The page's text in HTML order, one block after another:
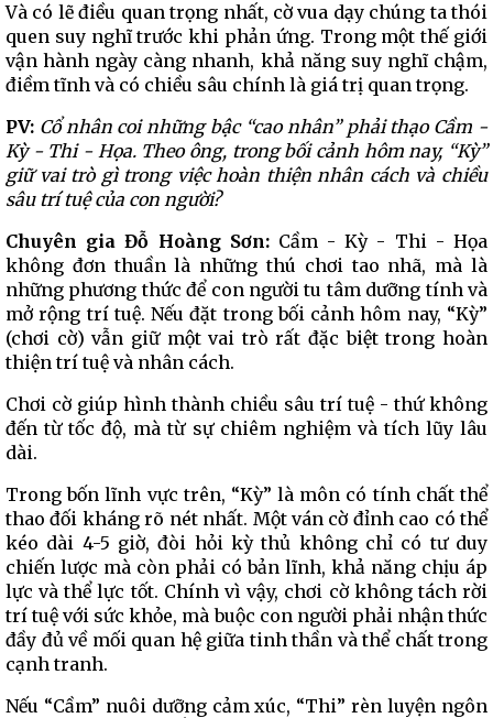
Và có lẽ điều quan trọng nhất, cờ vua dạy chúng ta thói
quen suy nghĩ trước khi phản ứng. Trong một thế giới
vận hành ngày càng nhanh, khả năng suy nghĩ chậm,
điềm tĩnh và có chiều sâu chính là giá trị quan trọng.
PV: Cổ nhân coi những bậc “cao nhân” phải thạo Cầm -
Kỳ - Thi - Họa. Theo ông, trong bối cảnh hôm nay, “Kỳ”
giữ vai trò gì trong việc hoàn thiện nhân cách và chiều
sâu trí tuệ của con người?
Chuyên gia Đỗ Hoàng Sơn:Cầm - Kỳ - Thi - Họa
không đơn thuần là những thú chơi tao nhã, mà là
những phương thức để con người tu tâm dưỡng tính và
mở rộng trí tuệ. Nếu đặt trong bối cảnh hôm nay, “Kỳ”
(chơi cờ) vẫn giữ một vai trò rất đặc biệt trong hoàn
thiện trí tuệ và nhân cách.
Chơi cờ giúp hình thành chiều sâu trí tuệ - thứ không
đến từ tốc độ, mà từ sự chiêm nghiệm và tích lũy lâu
dài.
Trong bốn lĩnh vực trên, “Kỳ” là môn có tính chất thể
thao đối kháng rõ nét nhất. Một ván cờ đỉnh cao có thể
kéo dài 4-5 giờ, đòi hỏi kỳ thủ không chỉ có tư duy
chiến lược mà còn phải có bản lĩnh, khả năng chịu áp
lực và thể lực tốt. Chính vì vậy, chơi cờ không tách rời
trí tuệ với sức khỏe, mà buộc con người phải nhận thức
đầy đủ về mối quan hệ giữa tinh thần và thể chất trong
cạnh tranh.
Nếu “Cầm” nuôi dưỡng cảm xúc, “Thi” rèn luyện ngôn